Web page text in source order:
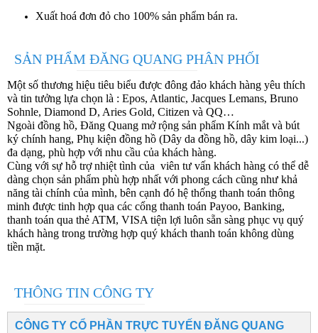
Xuất hoá đơn đỏ cho 100% sản phẩm bán ra.
SẢN PHẨM ĐĂNG QUANG PHÂN PHỐI
Một số thương hiệu tiêu biểu được đông đảo khách hàng yêu thích
và tin tưởng lựa chọn là : Epos, Atlantic, Jacques Lemans, Bruno
Sohnle, Diamond D, Aries Gold, Citizen và QQ…
Ngoài đồng hồ, Đăng Quang mở rộng sản phẩm Kính mắt và bút
ký chính hang, Phụ kiện đồng hồ (Dây da đồng hồ, dây kim loại...)
đa dạng, phù hợp với nhu cầu của khách hàng.
Cùng với sự hỗ trợ nhiệt tình của viên tư vấn khách hàng có thể dễ
dàng chọn sản phẩm phù hợp nhất với phong cách cũng như khả
năng tài chính của mình, bên cạnh đó hệ thống thanh toán thông
minh được tinh hợp qua các cổng thanh toán Payoo, Banking,
thanh toán qua thẻ ATM, VISA tiện lợi luôn sẵn sàng phục vụ quý
khách hàng trong trường hợp quý khách thanh toán không dùng
tiền mặt.
THÔNG TIN CÔNG TY
CÔNG TY CỔ PHẦN TRỰC TUYẾN ĐĂNG QUANG